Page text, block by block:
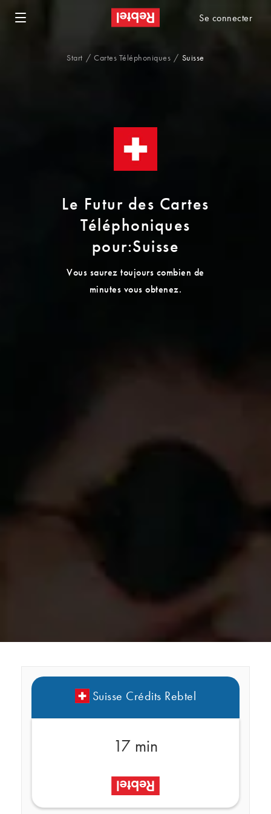
Start Cartes Téléphoniques Suisse
Se connecter
Le Futur des Cartes
Téléphoniques
pour:Suisse
Vous saurez toujours combien de
minutes vous obtenez.
Suisse Crédits Rebtel
17 min